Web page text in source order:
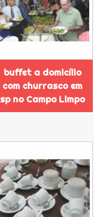
buffet a domicílio
com churrasco em
sp no Campo Limpo